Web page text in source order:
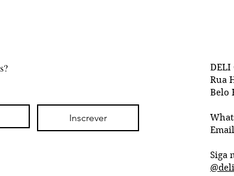
Inscrever
DELI
Rua
Belo
Siga